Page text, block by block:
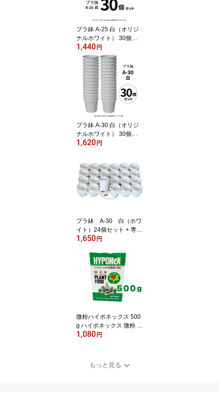
プラ鉢 A-25 白（オリジ
ナルホワイト） 30個セ
ット プラスチック鉢 プ
ラスチック植木鉢 プラン
ター 多肉 植物 多肉植物
エケベリア 鉢 植木鉢 プ
ラスチック ガーデニング
ガーデニング用品 ガーデ
ニング植木鉢 まとめ買い
園芸用品鉢
1,440 円
プラ鉢 A-30 白（オリジ
ナルホワイト） 30個セ
ット プラスチック鉢 プ
ベリア ホワイト プラン
ター ガーデニング ガー
デニング用品 ガーデニン
グ鉢植え ガーデニング植
1,620 円
プラ鉢 A-30 白（ホワ
イト）24個セット + 専用
トレーPMT-24 白（ホワ
ト 多肉植物 鉢 エケベリ
1,650 円
微粉ハイポネックス 500
g ハイポネックス 微粉 肥
料 洋蘭 富貴蘭 春蘭 洋ラ
耕栽培の肥料 農業肥料
農業用肥料 /2箱ならネコ
1,080 円
もっと見る